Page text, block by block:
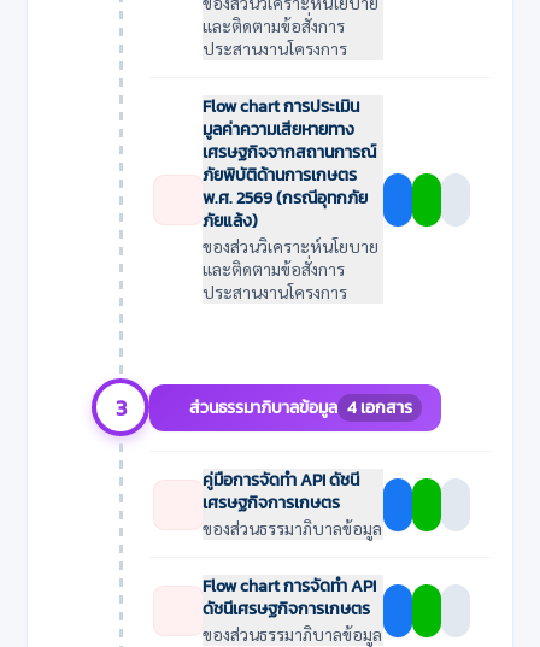
และติดตามข้อสั่งการ
ประสานงานโครงการ
Flow chart การประเมิน
มูลค่าความเสียหายทาง
เศรษฐกิจจากสถานการณ์
ภัยพิบัติด้านการเกษตร
พ.ศ. 2569 (กรณีอุทกภัย
ภัยแล้ง)
ของส่วนวิเคราะห์นโยบาย
และติดตามข้อสั่งการ
ประสานงานโครงการ
3 ส่วนธรรมาภิบาลข้อมูล 4 เอกสาร
คู่มือการจัดทำ API ดัชนี
เศรษฐกิจการเกษตร
ของส่วนธรรมาภิบาลข้อมูล
Flow chart การจัดทำ API
ดัชนีเศรษฐกิจการเกษตร
ของส่วนธรรมาภิบาลข้อมูล